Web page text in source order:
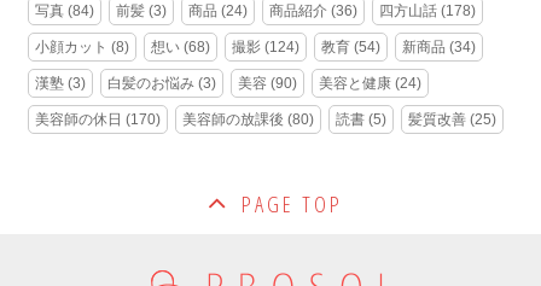
写真 (84) 前髪 (3) 商品 (24) 商品紹介 (36) 四方山話 (178)
小顔カット (8) 想い (68) 撮影 (124) 教育 (54) 新商品 (34)
漢塾 (3) 白髪のお悩み (3) 美容 (90) 美容と健康 (24)
美容師の休日 (170) 美容師の放課後 (80) 読書 (5) 髪質改善 (25)
PAGE TOP